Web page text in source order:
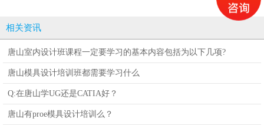
相关资讯
唐山室内设计班课程一定要学习的基本内容包括为以下几项?
唐山模具设计培训班都需要学习什么
Q:在唐山学UG还是CATIA好？
唐山有proe模具设计培训么？